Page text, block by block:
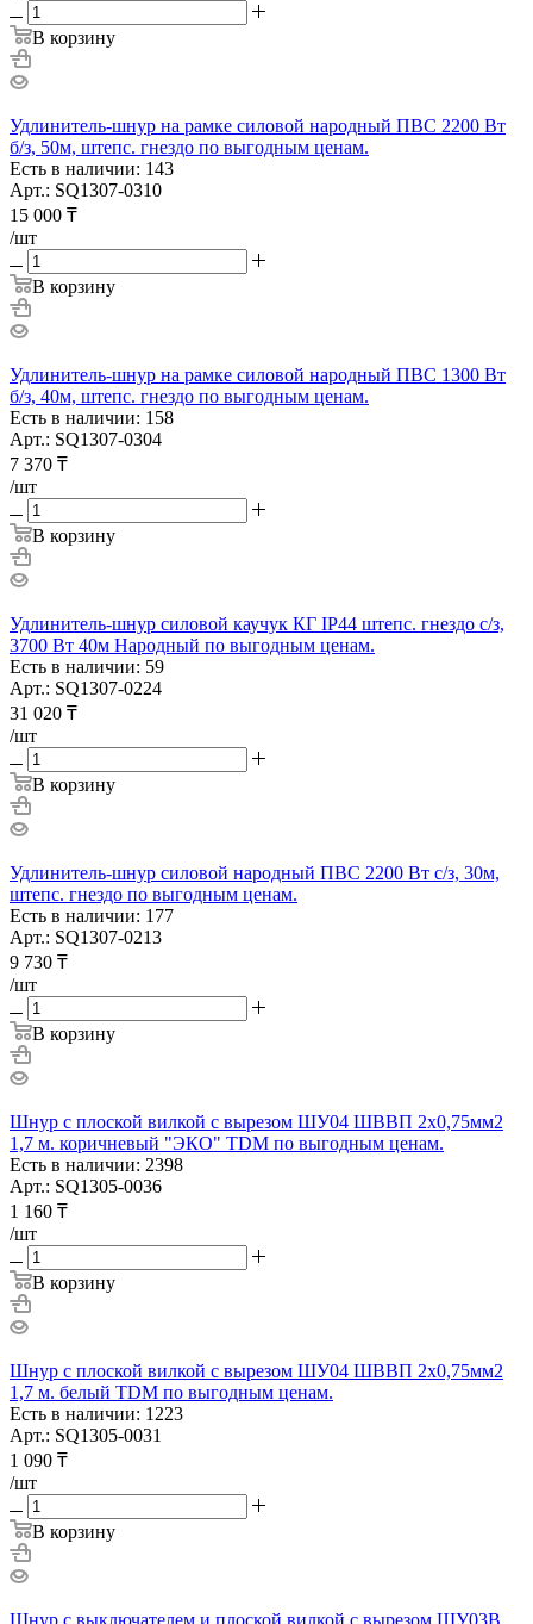
В корзину
Удлинитель-шнур на рамке силовой народный ПВС 2200 Вт
б/з, 50м, штепс. гнездо по выгодным ценам.
Есть в наличии: 143
Арт.: SQ1307-0310
15 000 ₸
/шт
В корзину
Удлинитель-шнур на рамке силовой народный ПВС 1300 Вт
б/з, 40м, штепс. гнездо по выгодным ценам.
Есть в наличии: 158
Арт.: SQ1307-0304
7 370 ₸
/шт
В корзину
Удлинитель-шнур силовой каучук КГ IP44 штепс. гнездо с/з,
3700 Вт 40м Народный по выгодным ценам.
Есть в наличии: 59
Арт.: SQ1307-0224
31 020 ₸
/шт
В корзину
Удлинитель-шнур силовой народный ПВС 2200 Вт с/з, 30м,
штепс. гнездо по выгодным ценам.
Есть в наличии: 177
Арт.: SQ1307-0213
9 730 ₸
/шт
В корзину
Шнур с плоской вилкой с вырезом ШУ04 ШВВП 2х0,75мм2
1,7 м. коричневый "ЭКО" TDM по выгодным ценам.
Есть в наличии: 2398
Арт.: SQ1305-0036
1 160 ₸
/шт
В корзину
Шнур с плоской вилкой с вырезом ШУ04 ШВВП 2х0,75мм2
1,7 м. белый TDM по выгодным ценам.
Есть в наличии: 1223
Арт.: SQ1305-0031
1 090 ₸
/шт
В корзину
Шнур с выключателем и плоской вилкой с вырезом ШУ03В